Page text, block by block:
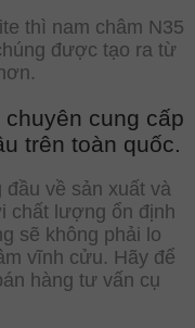
thì nam châm N35
được tạo ra từ
cung cấp
trên toàn quốc.
đầu về sản xuất và
chất lượng ổn định
sẽ không phải lo
vĩnh cửu. Hãy để
hàng tư vấn cụ